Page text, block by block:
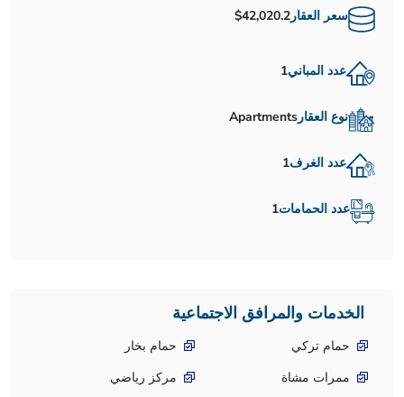
سعر العقار$42,020.2
عدد المباني1
نوع العقارApartments
عدد الغرف1
عدد الحمامات1
الخدمات والمرافق الاجتماعية
حمام تركي
حمام بخار
ممرات مشاة
مركز رياضي